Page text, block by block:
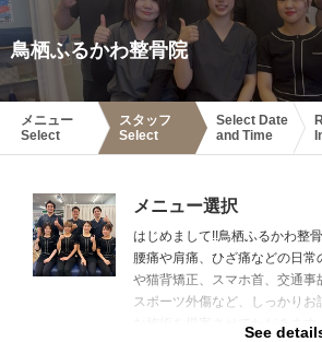
鳥栖ふるかわ整骨院
メニュー
Select
スタッフ
Select
Select Date
and Time
メニュー選択
はじめまして!!鳥栖ふるかわ整骨
腰痛や肩痛、ひざ痛などの日
や猫背矯正、スマホ首、交通事
スポーツ外傷など、しっかり
な施術を提案させてただきます。
See